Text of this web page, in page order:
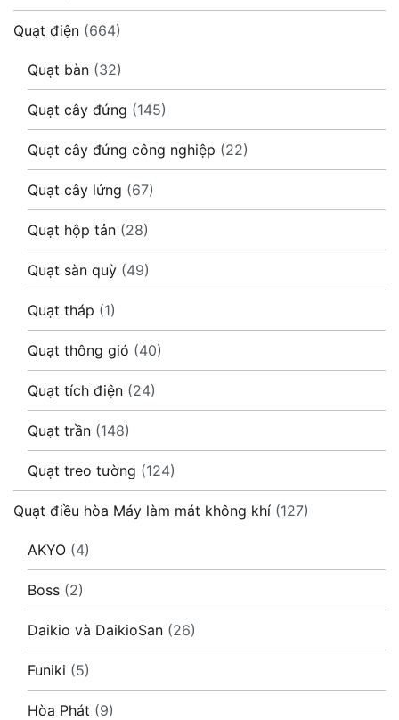
Quạt điện (664)
Quạt bàn (32)
Quạt cây đứng (145)
Quạt cây đứng công nghiệp (22)
Quạt cây lửng (67)
Quạt hộp tản (28)
Quạt sàn quỳ (49)
Quạt tháp (1)
Quạt thông gió (40)
Quạt tích điện (24)
Quạt trần (148)
Quạt treo tường (124)
Quạt điều hòa Máy làm mát không khí (127)
AKYO (4)
Boss (2)
Daikio và DaikioSan (26)
Funiki (5)
Hòa Phát (9)